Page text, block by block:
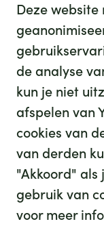
Deze
de analyse
kun je niet
afspelen van
cookies van
van derden
"Akkoord"
gebruik van
voor meer
We hebben